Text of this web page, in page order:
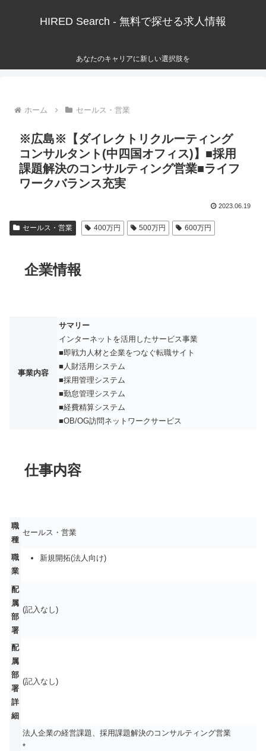
HIRED Search - 無料で探せる求人情報
あなたのキャリアに新しい選択肢を
ホーム セールス・営業
※広島※【ダイレクトリクルーティング
コンサルタント(中四国オフィス)】■採用
課題解決のコンサルティング営業■ライフ
ワークバランス充実
2023.06.19
セールス・営業 400万円 500万円 600万円
企業情報
事業内容
サマリー
インターネットを活用したサービス事業
■即戦力人材と企業をつなぐ転職サイト
■人財活用システム
■採用管理システム
■勤怠管理システム
■経費精算システム
■OB/OG訪問ネットワークサービス
仕事内容
職
種
セールス・営業
職
業
新規開拓(法人向け)
配
属
部
署
(記入なし)
配
属
部
署
詳
細
(記入なし)
法人企業の経営課題、採用課題解決のコンサルティング営業
*